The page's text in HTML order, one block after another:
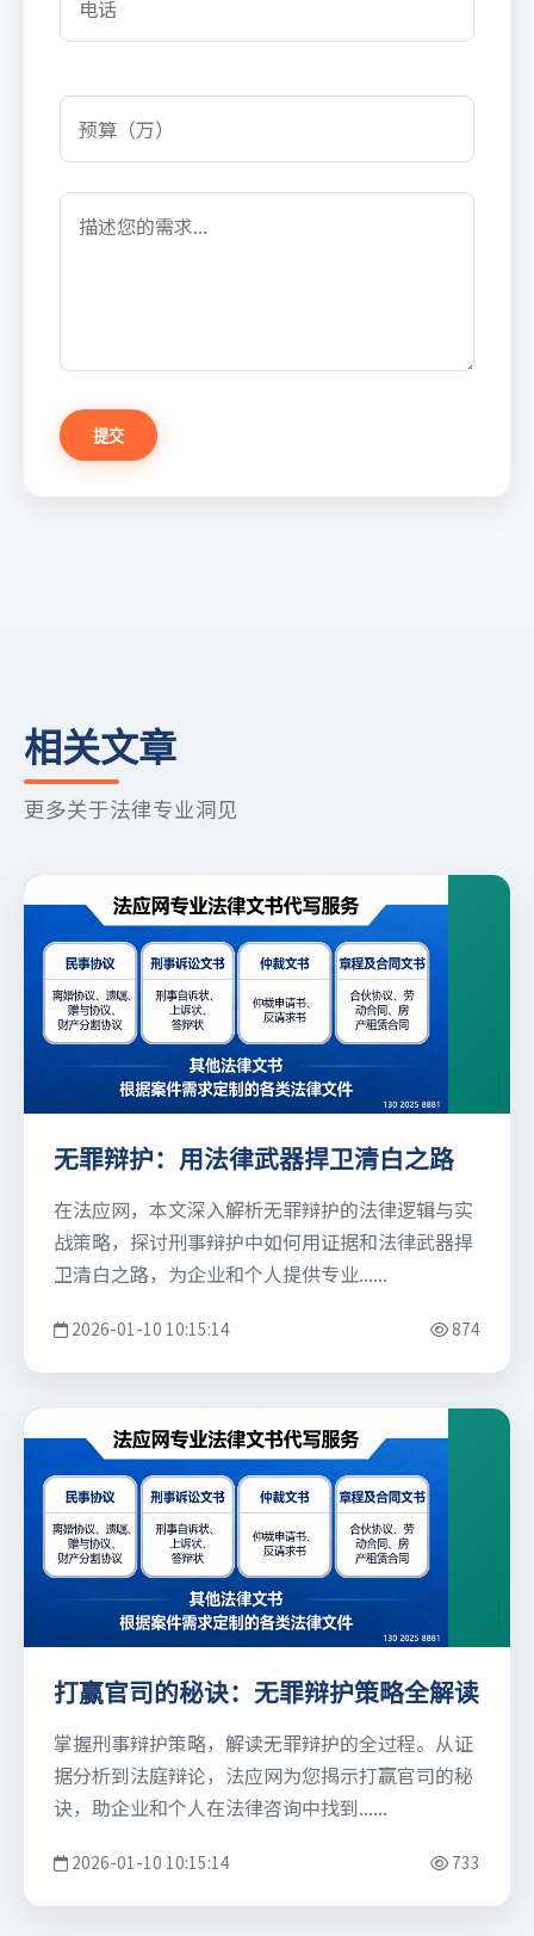
提交
相关文章
更多关于法律专业洞见
无罪辩护：用法律武器捍卫清白之路
在法应网，本文深入解析无罪辩护的法律逻辑与实
战策略，探讨刑事辩护中如何用证据和法律武器捍
卫清白之路，为企业和个人提供专业......
2026-01-10 10:15:14 874
打赢官司的秘诀：无罪辩护策略全解读
掌握刑事辩护策略，解读无罪辩护的全过程。从证
据分析到法庭辩论，法应网为您揭示打赢官司的秘
诀，助企业和个人在法律咨询中找到......
2026-01-10 10:15:14 733